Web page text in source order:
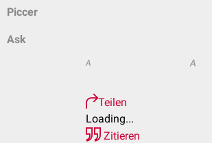
Piccer
Ask
A A
Teilen
Loading...
Zitieren